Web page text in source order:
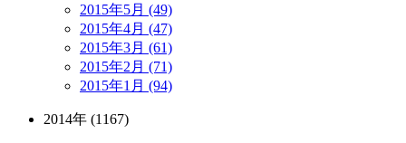
2015年5月 (49)
2015年4月 (47)
2015年3月 (61)
2015年2月 (71)
2015年1月 (94)
2014年 (1167)